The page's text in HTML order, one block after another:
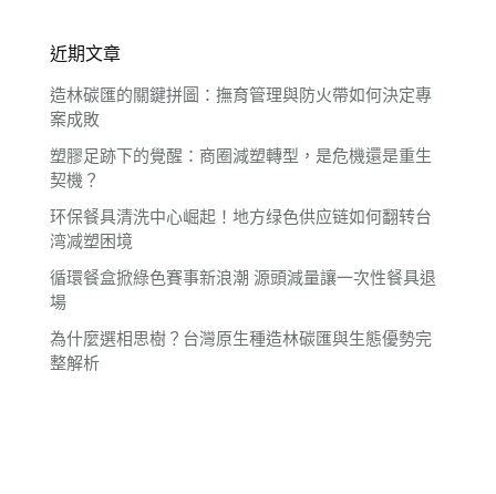
近期文章
造林碳匯的關鍵拼圖：撫育管理與防火帶如何決定專
案成敗
塑膠足跡下的覺醒：商圈減塑轉型，是危機還是重生
契機？
环保餐具清洗中心崛起！地方绿色供应链如何翻转台
湾减塑困境
循環餐盒掀綠色賽事新浪潮 源頭減量讓一次性餐具退
場
為什麼選相思樹？台灣原生種造林碳匯與生態優勢完
整解析